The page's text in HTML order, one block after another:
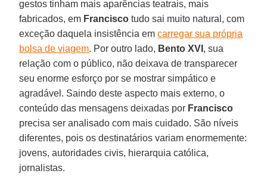
gestos tinham mais aparências teatrais, mais
fabricados, em Francisco tudo sai muito natural, com
exceção daquela insistência emcarregar sua própria
bolsa de viagem. Por outro lado, Bento XVI , sua
relação com o público, não deixava de transparecer
seu enorme esforço por se mostrar simpático e
agradável. Saindo deste aspecto mais externo, o
conteúdo das mensagens deixadas por Francisco
precisa ser analisado com mais cuidado. São níveis
diferentes, pois os destinatários variam enormemente:
jovens, autoridades civis, hierarquia católica,
jornalistas.